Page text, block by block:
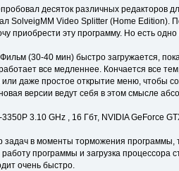
десяток различных редакторов
SolveigMM Video Splitter (Home Edition).
приобрести эту программу. Но есть
(30-40 мин) быстро загружается,
все медленнее. Кончается все
даже простое открытие меню, чтобы
версии ведут себя в этом смысле
3.10 GHz , 16 Гбт, NVIDIA GeForce
задач в моменты торможения
работу программы и загрузка
очень быстро.